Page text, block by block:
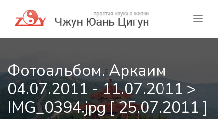
Фотоальбом. Аркаим
04.07.2011 - 11.07.2011 >
IMG_0394.jpg [ 25.07.2011 ]